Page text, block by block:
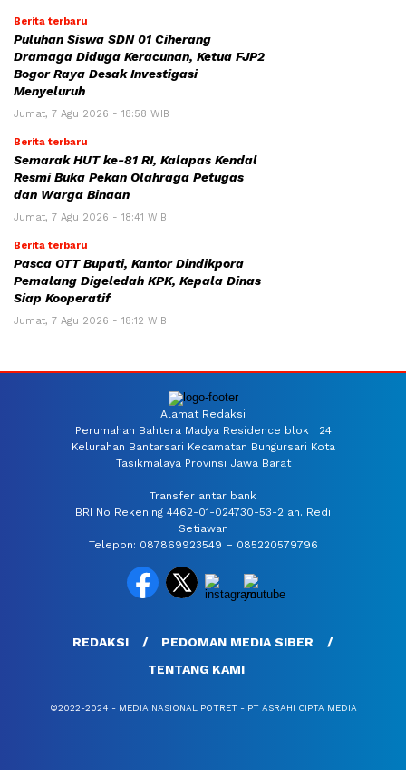
Berita terbaru
Puluhan Siswa SDN 01 Ciherang
Dramaga Diduga Keracunan, Ketua FJP2
Bogor Raya Desak Investigasi
Menyeluruh
Jumat, 7 Agu 2026 - 18:58 WIB
Berita terbaru
Semarak HUT ke-81 RI, Kalapas Kendal
Resmi Buka Pekan Olahraga Petugas
dan Warga Binaan
Jumat, 7 Agu 2026 - 18:41 WIB
Berita terbaru
Pasca OTT Bupati, Kantor Dindikpora
Pemalang Digeledah KPK, Kepala Dinas
Siap Kooperatif
Jumat, 7 Agu 2026 - 18:12 WIB
Alamat Redaksi
Perumahan Bahtera Madya Residence blok i 24
Kelurahan Bantarsari Kecamatan Bungursari Kota
Tasikmalaya Provinsi Jawa Barat
Transfer antar bank
BRI No Rekening 4462-01-024730-53-2 an. Redi
Setiawan
Telepon: 087869923549 – 085220579796
REDAKSI
PEDOMAN MEDIA SIBER
TENTANG KAMI
©2022-2024 - MEDIA NASIONAL POTRET - PT ASRAHI CIPTA MEDIA